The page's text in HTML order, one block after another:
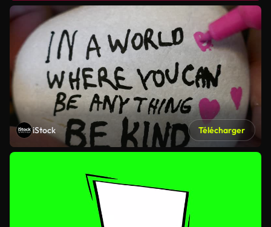
iStock Télécharger